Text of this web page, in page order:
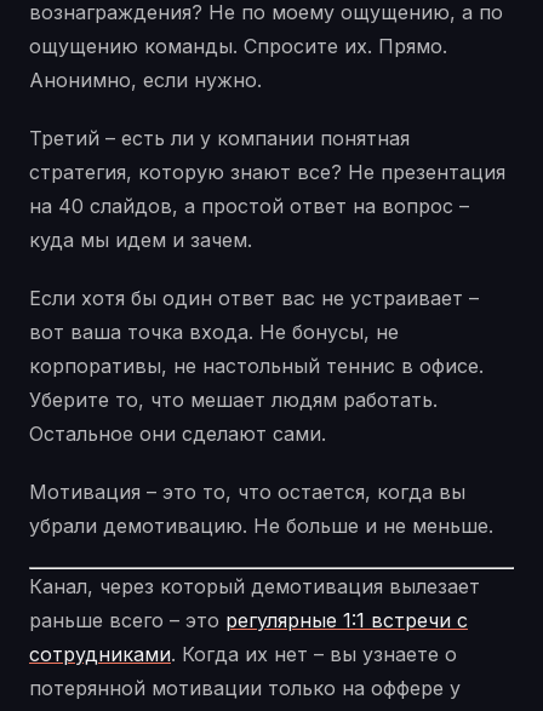
вознаграждения? Не по моему ощущению, а по
ощущению команды. Спросите их. Прямо.
Анонимно, если нужно.
Третий – есть ли у компании понятная
стратегия, которую знают все? Не презентация
на 40 слайдов, а простой ответ на вопрос –
куда мы идем и зачем.
Если хотя бы один ответ вас не устраивает –
вот ваша точка входа. Не бонусы, не
корпоративы, не настольный теннис в офисе.
Уберите то, что мешает людям работать.
Остальное они сделают сами.
Мотивация – это то, что остается, когда вы
убрали демотивацию. Не больше и не меньше.
Канал, через который демотивация вылезает
раньше всего – это регулярные 1:1 встречи с
сотрудниками. Когда их нет – вы узнаете о
потерянной мотивации только на оффере у